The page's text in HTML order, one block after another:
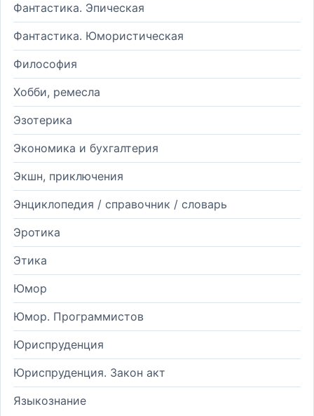
Фантастика. Эпическая
Фантастика. Юмористическая
Философия
Хобби, ремесла
Эзотерика
Экономика и бухгалтерия
Экшн, приключения
Энциклопедия / справочник / словарь
Эротика
Этика
Юмор
Юмор. Программистов
Юриспруденция
Юриспруденция. Закон акт
Языкознание